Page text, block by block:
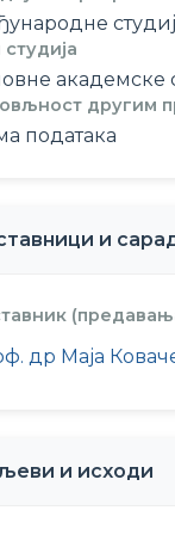
академске
другим
података
и
др Маја
и исходи